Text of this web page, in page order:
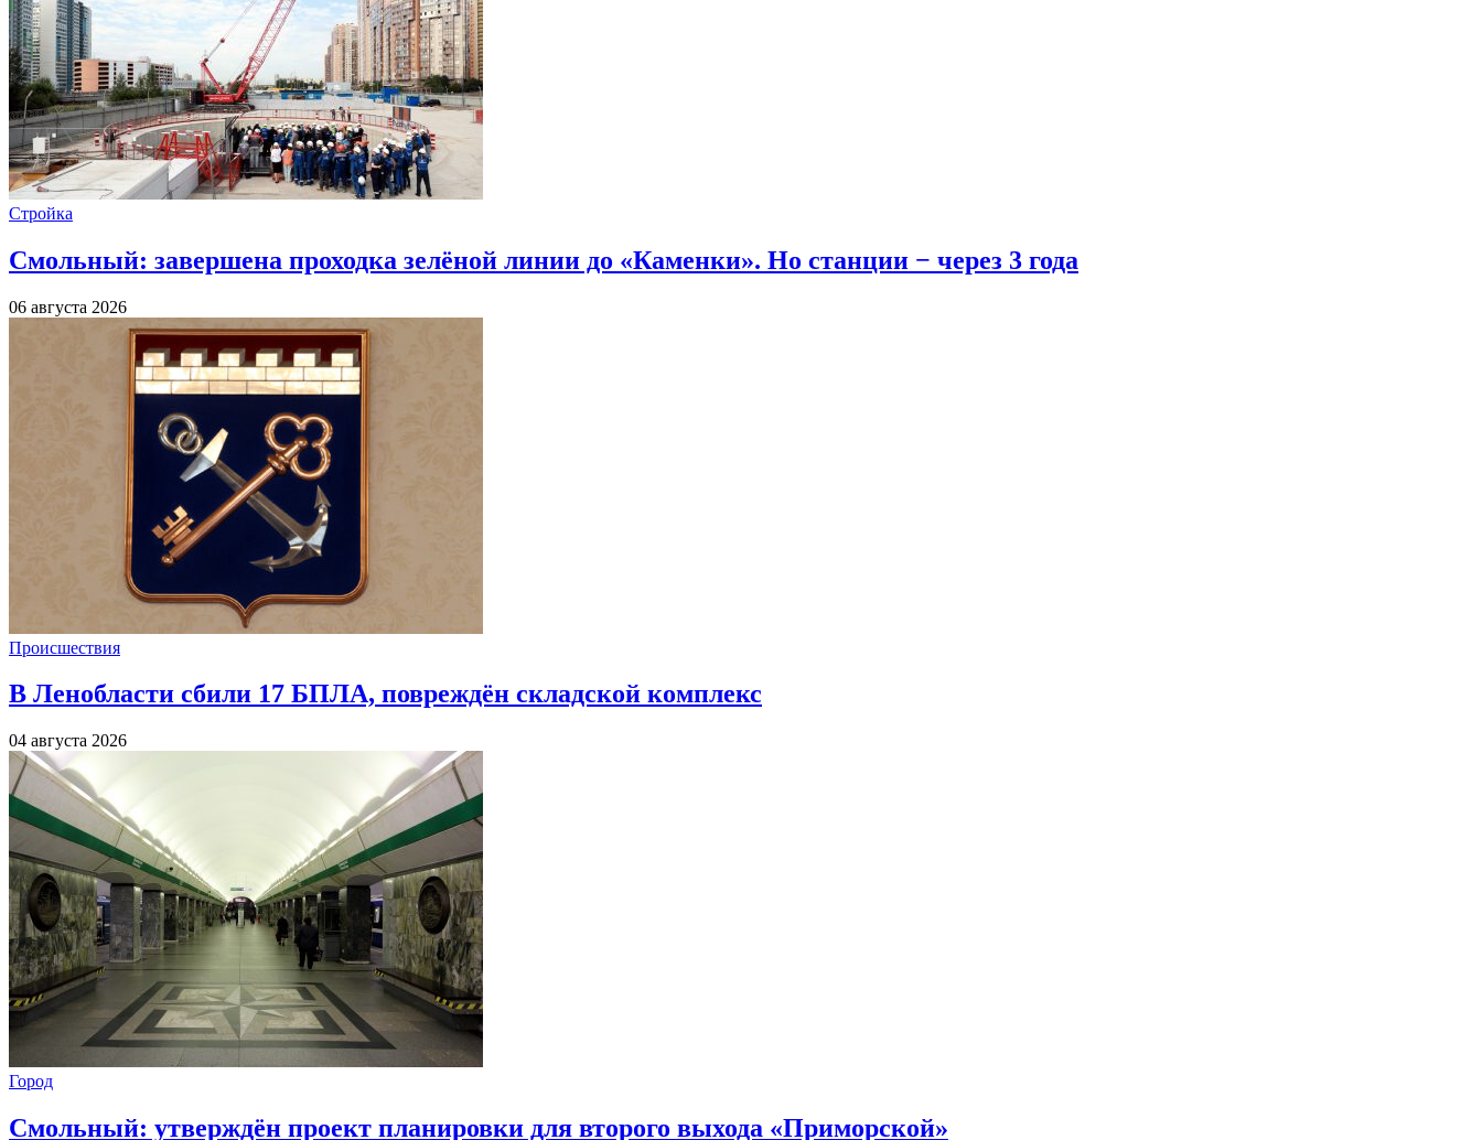
Стройка
Смольный: завершена проходка зелёной линии до «Каменки». Но станции − через 3 года
06 августа 2026
Происшествия
В Ленобласти сбили 17 БПЛА, повреждён складской комплекс
04 августа 2026
Город
Смольный: утверждён проект планировки для второго выхода «Приморской»